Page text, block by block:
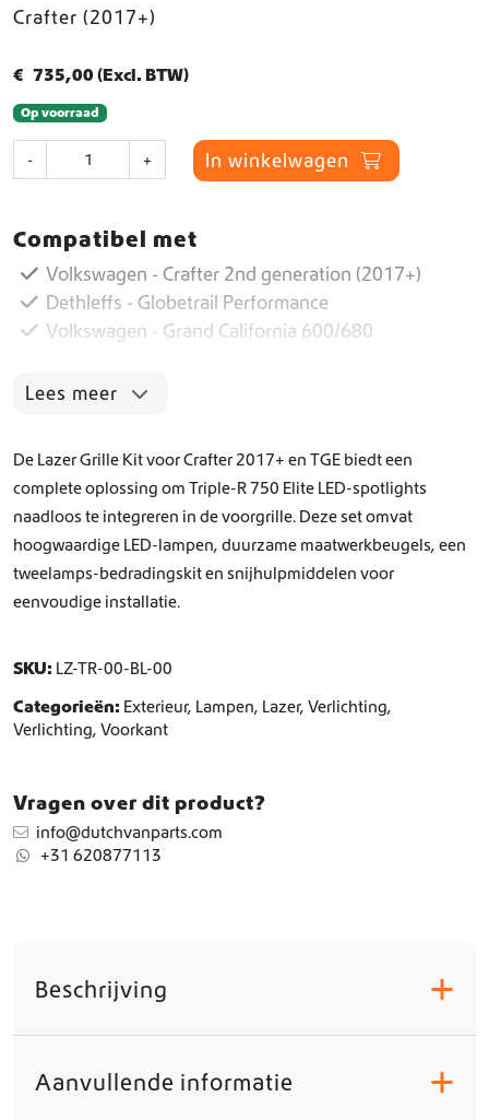
Crafter (2017+)
€ 735,00 (Excl. BTW)
Op voorraad
-
l
7
t
e
G
r
i
l
i
t
a
t
a
l
+ In winkelwagen
Compatibel met
Volkswagen - Crafter 2nd generation (2017+)
Dethleffs - Globetrail Performance
Volkswagen - Grand California 600/680
Lees meer
De Lazer Grille Kit voor Crafter 2017+ en TGE biedt een
complete oplossing om Triple-R 750 Elite LED-spotlights
naadloos te integreren in de voorgrille. Deze set omvat
hoogwaardige LED-lampen, duurzame maatwerkbeugels, een
tweelamps-bedradingskit en snijhulpmiddelen voor
eenvoudige installatie.
SKU: LZ-TR-00-BL-00
Categorieën: Exterieur, Lampen, Lazer, Verlichting,
Verlichting, Voorkant
Vragen over dit product?
info@dutchvanparts.com
+31 620877113
Beschrijving +
Aanvullende informatie +